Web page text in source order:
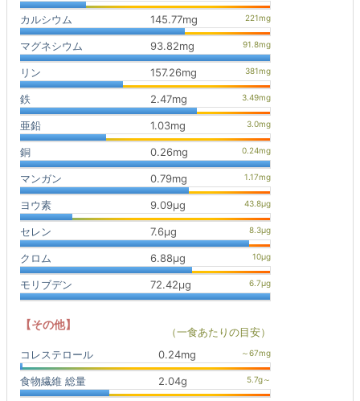
カルシウム 145.77mg
マグネシウム 93.82mg
リン 157.26mg
鉄 2.47mg
亜鉛 1.03mg
銅 0.26mg
マンガン 0.79mg
ヨウ素 9.09μg
セレン 7.6μg
クロム 6.88μg
モリブデン 72.42μg
【その他】
（一食あたりの目安）
コレステロール
0.24mg
食物繊維 総量 2.04g